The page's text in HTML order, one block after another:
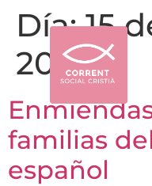
Día:15
2024
familias
español